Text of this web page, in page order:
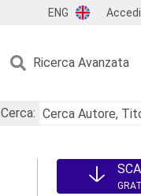
ENG Accedi
Ricerca Avanzata
Cerca: